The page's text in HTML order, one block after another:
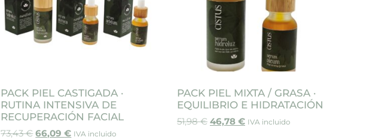
PACK PIEL CASTIGADA ·
RUTINA INTENSIVA DE
RECUPERACIÓN FACIAL
73,43€ 66,09€ IVA incluido
PACK PIEL MIXTA / GRASA ·
EQUILIBRIO E HIDRATACIÓN
51,98€ 46,78€ IVA incluido